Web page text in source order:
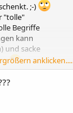
;-)
"tolle"
Begriffe
kann
und sacke
anklicken....